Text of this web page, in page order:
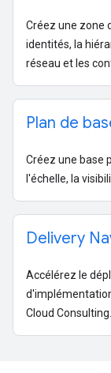
Créez une zone
identités, la
réseau et les
Plan de
Créez une base
l'échelle, la
Delivery
Accélérez le
Cloud Consulting.